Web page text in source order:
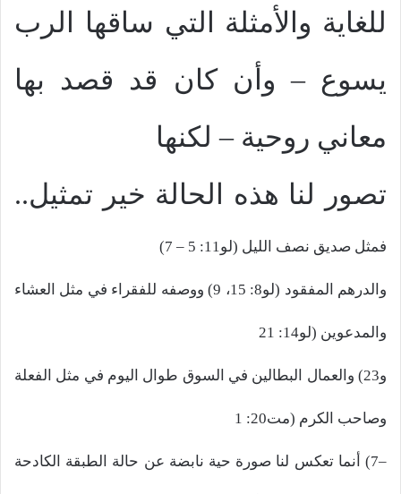
للغاية والأمثلة التي ساقها الرب
يسوع – وأن كان قد قصد بها
معاني روحية – لكنها
تصور لنا هذه الحالة خير تمثيل..
فمثل صديق نصف الليل (لو11: 5 – 7)
والدرهم المفقود (لو8: 15، 9) ووصفه للفقراء في مثل العشاء
والمدعوين (لو14: 21
و23) والعمال البطالين في السوق طوال اليوم في مثل الفعلة
وصاحب الكرم (مت20: 1
–7) أنما تعكس لنا صورة حية نابضة عن حالة الطبقة الكادحة